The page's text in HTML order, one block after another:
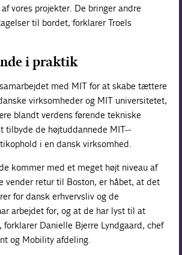
vores projekter. De bringer andre
til bordet, forklarer Troels
i praktik
med MIT for at skabe tættere
virksomheder og MIT universitetet,
blandt verdens førende tekniske
tilbyde de højtuddannede MIT-­
i en dansk virksomhed.
kommer med et meget højt niveau af
vender retur til Boston, er håbet, at det
for dansk erhvervsliv og de
arbejdet for, og at de har lyst til at
forklarer Danielle Bjerre Lyndgaard, chef
og Mobility afdeling.